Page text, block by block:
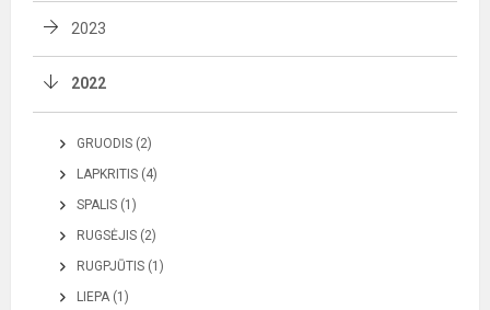
2023
2022
GRUODIS (2)
LAPKRITIS (4)
SPALIS (1)
RUGSĖJIS (2)
RUGPJŪTIS (1)
LIEPA (1)